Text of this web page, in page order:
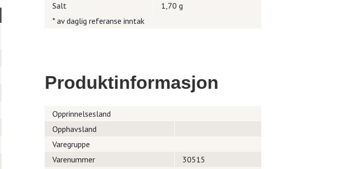
Salt
1,70 g
* av daglig referanse inntak
Produktinformasjon
Opprinnelsesland
Opphavsland
Varegruppe
Varenummer
30515